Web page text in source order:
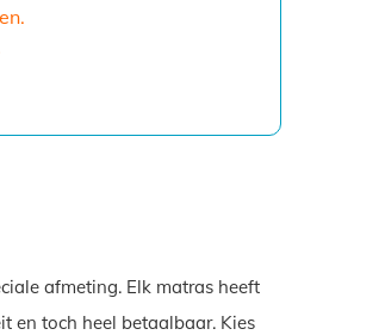
afmeting. Elk matras heeft
en toch heel betaalbaar. Kies